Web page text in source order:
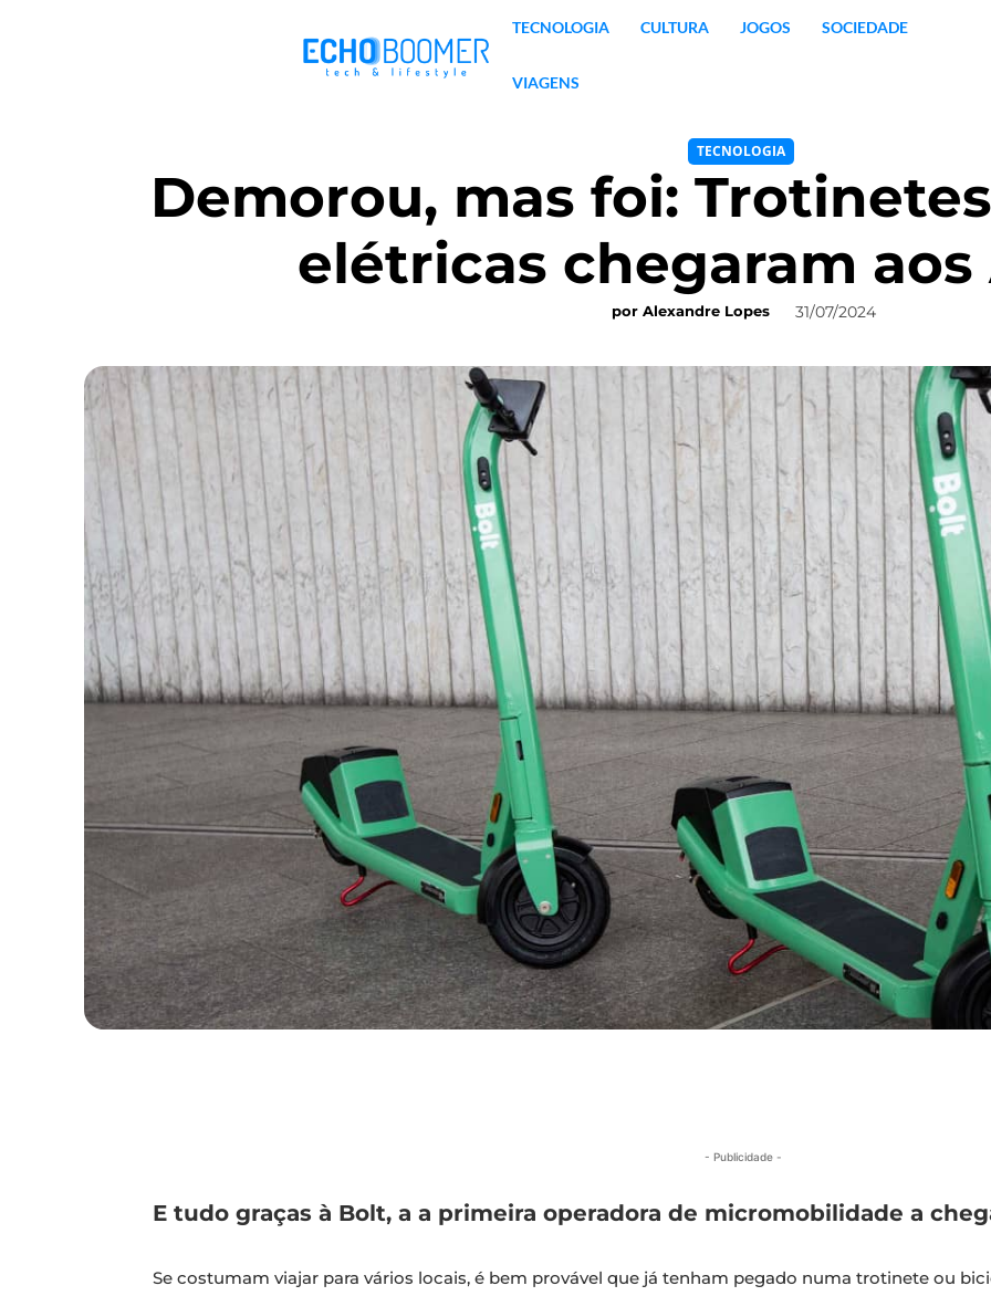
TECNOLOGIA CULTURA JOGOS SOCIEDADE
VIAGENS
TECNOLOGIA
Demorou, mas foi:
elétricas chegaram aos
por Alexandre Lopes 31/07/2024
- Publicidade -
E tudo graças à Bolt, a a primeira operadora de micromobilidade a
Se costumam viajar para vários locais, é bem provável que já tenham pegado numa trotinete ou